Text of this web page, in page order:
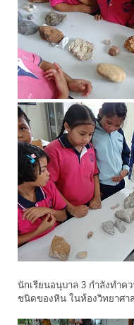
นักเรียนอนุบาล 3 กำลังทำค
ชนิดของหิน ในห้องวิทยาศา